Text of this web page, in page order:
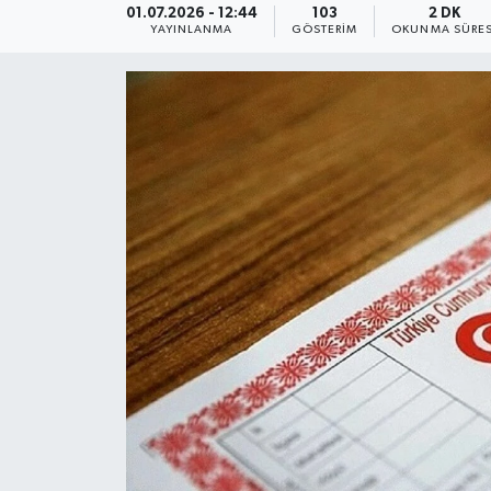
01.07.2026 - 12:44
YAYINLANMA
103
GÖSTERIM
2 DK
OKUNMA